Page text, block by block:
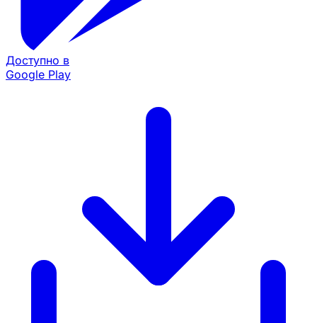
Доступно в
Google Play